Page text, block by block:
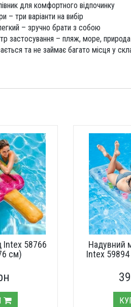
для комфортного відпочинку
– три варіанти на вибір
– зручно брати з собою
застосування – пляж, море, природа
та не займає багато місця у
Intex 58766
см)
Надувний
Intex